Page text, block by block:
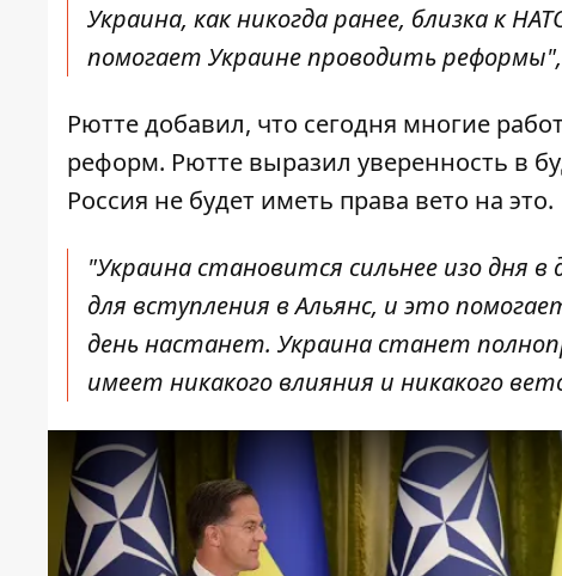
Украина, как никогда ранее, близка к
помогает Украине проводить реформы",
Рютте добавил, что сегодня многие
реформ. Рютте выразил уверенность в
Россия не будет иметь права вето на это.
"Украина становится сильнее изо дня
для вступления в Альянс, и это
день настанет. Украина станет
имеет никакого влияния и никакого